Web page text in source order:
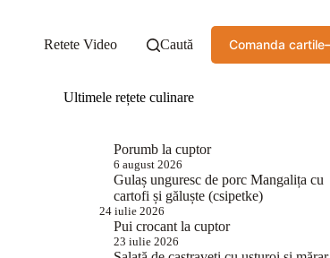
Retete Video Caută Comanda cartile
Ultimele rețete culinare
Porumb la cuptor
6 august 2026
Gulaș unguresc de porc Mangalița cu
cartofi și găluște (csipetke)
24 iulie 2026
Pui crocant la cuptor
23 iulie 2026